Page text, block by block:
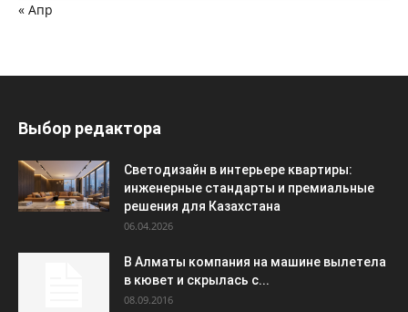
« Апр
Выбор редактора
Светодизайн в интерьере квартиры:
инженерные стандарты и премиальные
решения для Казахстана
06.04.2026
В Алматы компания на машине вылетела
в кювет и скрылась с...
08.09.2016